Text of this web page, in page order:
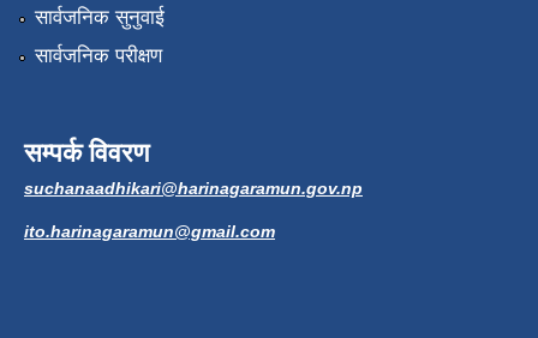
सार्वजनिक सुनुवाई
सार्वजनिक परीक्षण
सम्पर्क विवरण
suchanaadhikari@harinagaramun.gov.np
ito.harinagaramun@gmail.com